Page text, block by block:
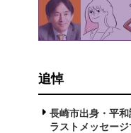
追悼
長崎市出身・平
ラストメッセー